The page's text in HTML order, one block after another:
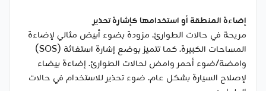
إضاءة المنطقة أو استخدامها كإشارة تحذير
مريحة في حالات الطوارئ. مزودة بضوء أبيض مثالي لإضاءة
المساحات الكبيرة. كما تتميز بوضع إشارة استغاثة (SOS)
وامضة/ضوء أحمر وامض لحالات الطوارئ. إضاءة بيضاء
لإصلاح السيارة بشكل عام. ضوء تحذير للاستخدام في حالات